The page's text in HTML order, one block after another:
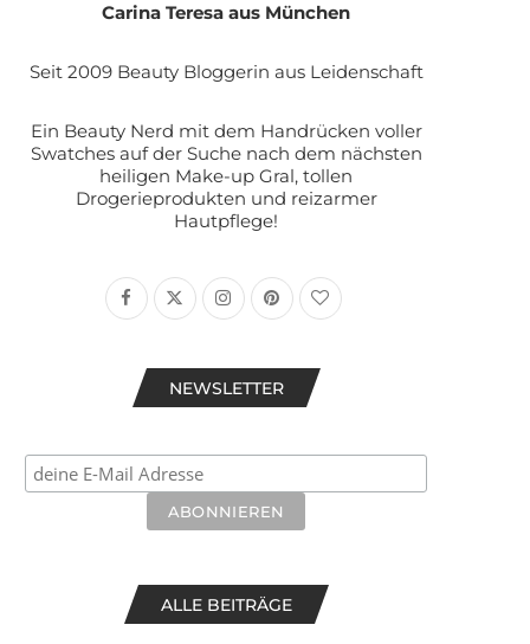
Carina Teresa aus München
Seit 2009 Beauty Bloggerin aus Leidenschaft
Ein Beauty Nerd mit dem Handrücken voller
Swatches auf der Suche nach dem nächsten
heiligen Make-up Gral, tollen
Drogerieprodukten und reizarmer
Hautpflege!
NEWSLETTER
ALLE BEITRÄGE